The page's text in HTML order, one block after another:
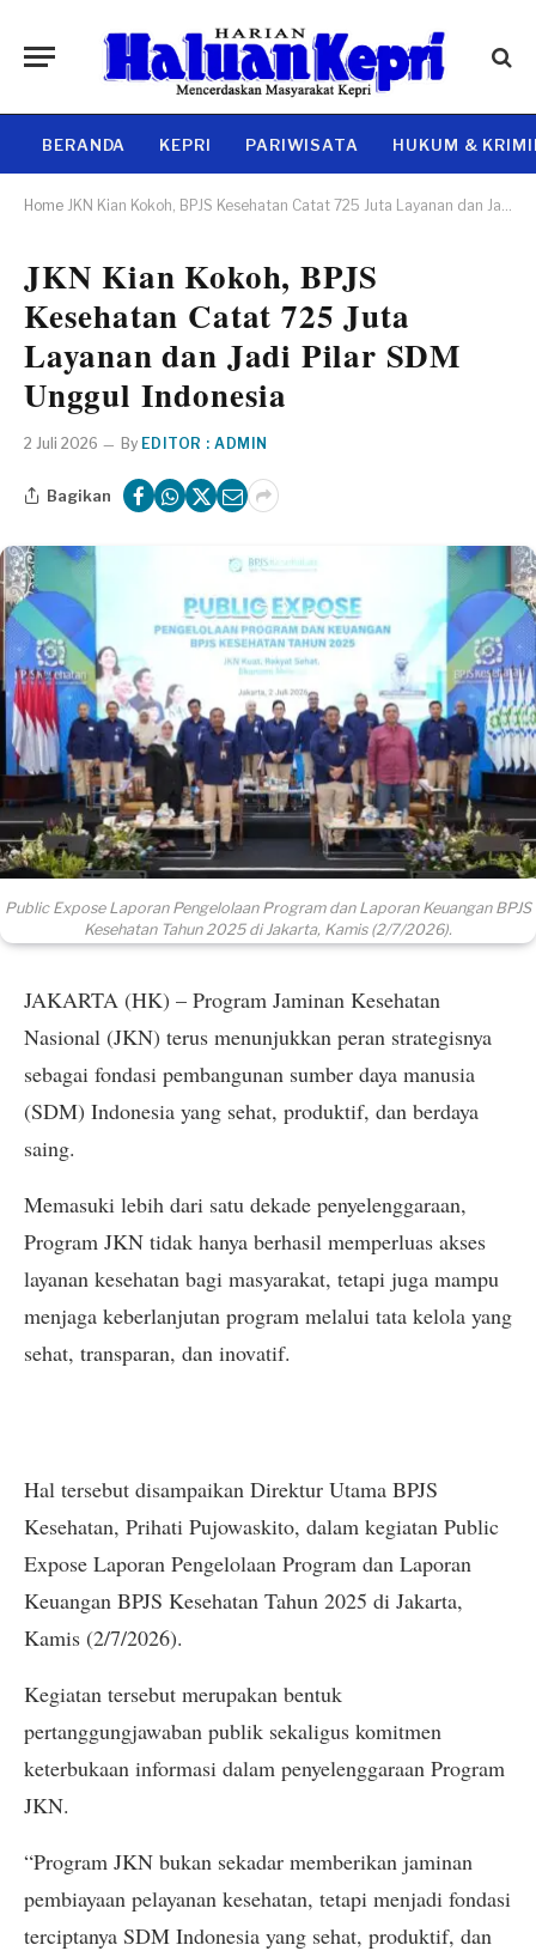
BERANDA KEPRI PARIWISATA HUKUM &
Home JKN Kian Kokoh, BPJS Kesehatan Catat 725 Juta Layanan dan Jadi Pilar SDM Unggul Indonesia
JKN Kian Kokoh, BPJS
Kesehatan Catat 725 Juta
Layanan dan Jadi Pilar SDM
Unggul Indonesia
2 Juli 2026 By EDITOR : ADMIN
Bagikan
Public Expose Laporan Pengelolaan Program dan Laporan Keuangan BPJS
Kesehatan Tahun 2025 di Jakarta, Kamis (2/7/2026).
JAKARTA (HK) – Program Jaminan Kesehatan
Nasional (JKN) terus menunjukkan peran strategisnya
sebagai fondasi pembangunan sumber daya manusia
(SDM) Indonesia yang sehat, produktif, dan berdaya
saing.
Memasuki lebih dari satu dekade penyelenggaraan,
Program JKN tidak hanya berhasil memperluas akses
layanan kesehatan bagi masyarakat, tetapi juga mampu
menjaga keberlanjutan program melalui tata kelola yang
sehat, transparan, dan inovatif.
Hal tersebut disampaikan Direktur Utama BPJS
Kesehatan, Prihati Pujowaskito, dalam kegiatan Public
Expose Laporan Pengelolaan Program dan Laporan
Keuangan BPJS Kesehatan Tahun 2025 di Jakarta,
Kamis (2/7/2026).
Kegiatan tersebut merupakan bentuk
pertanggungjawaban publik sekaligus komitmen
keterbukaan informasi dalam penyelenggaraan Program
JKN.
“Program JKN bukan sekadar memberikan jaminan
pembiayaan pelayanan kesehatan, tetapi menjadi fondasi
terciptanya SDM Indonesia yang sehat, produktif, dan